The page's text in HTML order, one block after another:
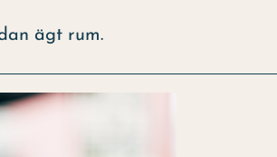
ägt rum.